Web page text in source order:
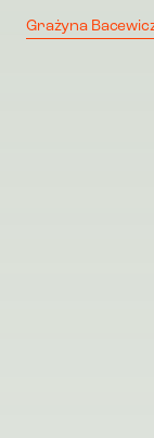
Grażyna